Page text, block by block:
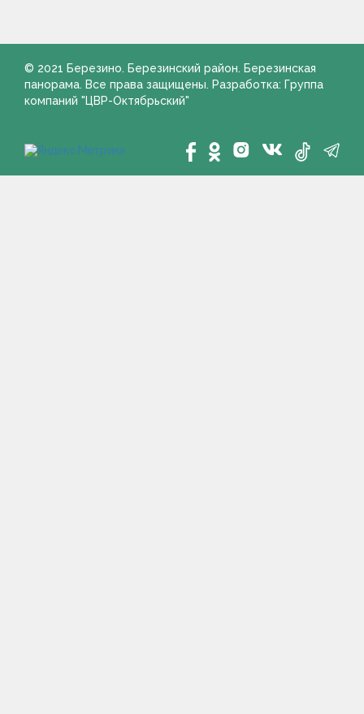
© 2021 Березино. Березинский район. Березинская
панорама. Все права защищены. Разработка: Группа
компаний "ЦВР-Октябрьский"